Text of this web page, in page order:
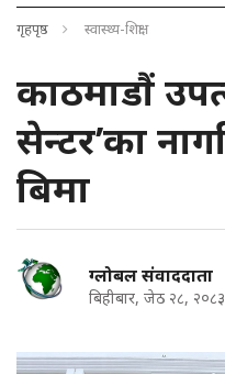
गृहपृष्ठ स्वास्थ्य-शिक्षा
काठमाडौं
सेन्टर’का
बिमा
ग्लोबल संवाददाता
बिहीबार, जेठ २८, २०८३